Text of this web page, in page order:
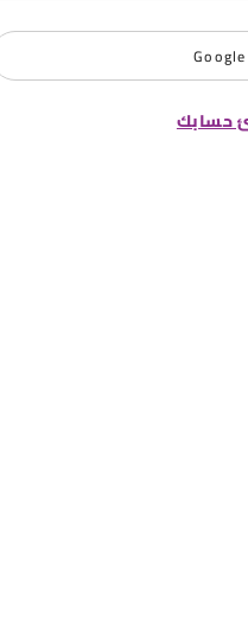
حسابك